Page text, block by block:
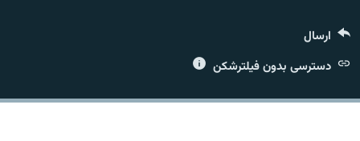
زبان‌های دیگر
ارسال
دسترسی بدون فیلترشکن